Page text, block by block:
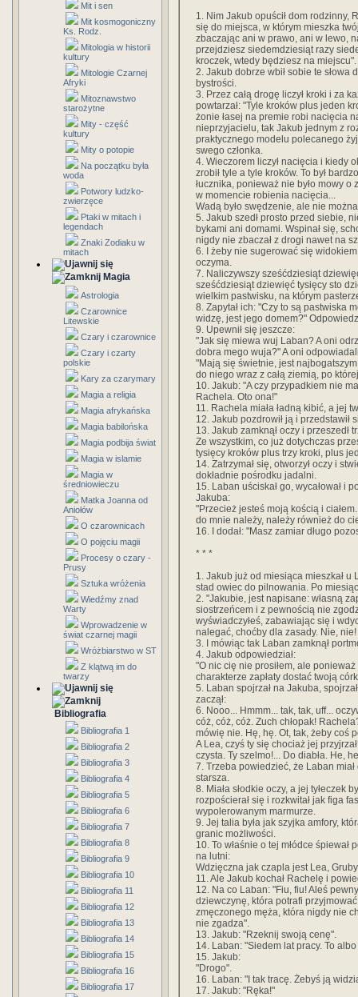
Mit i sen
Mit kosmogoniczny
Ks. Rodz.
Mitologia w historii
kultury
Mitologie Czarnej
Afryki
Mitoznawstwo
starożytne
Mity - część
kultury
Mity o potopie
Na początku była
woda
Potwory ludzko-
zwierzęce
Ptaki w mitach i
legendach
Znaki Zodiaku w
mitach
Magia
Astrologia
Czarownice
Litewskie
Czary i czarownice
Czary i czarty
polskie
Kary za czarymary
Magia a religia
Magia afrykańska
Magia babilońska
Magia podbija świat
Magia w islamie
Magia w
średniowieczu
Matka Joanna od
Aniołów
O czarownicach
O pojęciu magii
Procesy o czary -
Prusy
Sztuka wróżenia
Wiedźmy znad
Warty
Wprowadzenie w
świat czarnej magii
Wróżbiarstwo w ST
Z klątwą im do
twarzy
Bibliografia
Bibliografia 1
Bibliografia 2
Bibliografia 3
Bibliografia 4
Bibliografia 5
Bibliografia 6
Bibliografia 7
Bibliografia 8
Bibliografia 9
Bibliografia 10
Bibliografia 11
Bibliografia 12
Bibliografia 13
Bibliografia 14
Bibliografia 15
Bibliografia 16
Bibliografia 17
1. Nim Jakub opuścił dom rodzinny,
się do miejsca, w którym mieszka
zbaczając ani w prawo, ani w lewo,
przejdziesz siedemdziesiąt razy
kroczek, wtedy będziesz na miejscu".
2. Jakub dobrze wbił sobie te słowa
bystrości.
3. Przez całą drogę liczył kroki i za
powtarzał: "Tyle kroków plus jeden
żonie łasej na premie robi nacięcia
nieprzyjacielu, tak Jakub jednym z
praktycznego modelu polecanego
swego członka.
4. Wieczorem liczył nacięcia i kiedy
zrobił tyle a tyle kroków. To był
łucznika, ponieważ nie było mowy
w momencie robienia nacięcia...
Wadą było swędzenie, ale nie
5. Jakub szedł prosto przed siebie,
bykami ani domami. Wspinał się,
nigdy nie zbaczał z drogi nawet na
6. I żeby nie sugerować się
oczyma.
7. Naliczywszy sześćdziesiąt
sześćdziesiąt dziewięć tysięcy sto
wielkim pastwisku, na którym
8. Zapytał ich: "Czy to są pastwiska
widzę, jest jego domem?"
9. Upewnił się jeszcze:
"Jak się miewa wuj Laban? A oni
dobra mego wuja?" A oni
"Mają się świetnie, jest
do niego wraz z całą ziemią, po
10. Jakub: "A czy przypadkiem nie
Rachela. Oto ona!"
11. Rachela miała ładną kibić, a jej
12. Jakub pozdrowił ją i przedstawił
13. Jakub zamknął oczy i przeszedł
Ze wszystkim, co już dotychczas
tysięcy kroków plus trzy kroki, plus
14. Zatrzymał się, otworzył oczy i
dokładnie pośrodku jadalni.
15. Laban uściskał go, wycałował i
Jakuba:
"Przecież jesteś moją kością i
do mnie należy, należy również do
16. I dodał: "Masz zamiar długo
* * *
1. Jakub już od miesiąca mieszkał
stad owiec do pilnowania. Po
2. "Jakubie, jest napisane: własną
siostrzeńcem i z pewnością nie
wyświadczyłeś, zabawiając się i
nalegać, choćby dla zasady. Nie,
3. I mówiąc tak Laban zamknął
4. Jakub odpowiedział:
"O nic cię nie prosiłem, ale
charakterze zapłaty dostać twoją
5. Laban spojrzał na Jakuba,
zaczął:
6. Nooo... Hmmm... tak, tak, uff...
cóż, cóż, cóż. Zuch chłopak!
mówię nie. Hę, hę. Ot, tak, żeby coś
A Lea, czyś ty się chociaż jej
czysta. Ty szelmo!... Do diabła. He,
7. Trzeba powiedzieć, że Laban
starsza.
8. Miała słodkie oczy, a jej tyłeczek
rozpościerał się i rozkwitał jak figa
wypolerowanym marmurze.
9. Jej talia była jak szyjka amfory,
granic możliwości.
10. To właśnie o tej młódce
na lutni:
Wdzięczna jak czapla jest Lea,
11. Ale Jakub kochał Rachelę i
12. Na co Laban: "Fiu, fiu! Aleś
dziewczynę, która potrafi
zmęczonego męża, która nigdy nie
nie zgadza".
13. Jakub: "Rzeknij swoją cenę".
14. Laban: "Siedem lat pracy. To
15. Jakub:
"Drogo".
16. Laban: "I tak tracę. Żebyś ją
17. Jakub: "Ręka!"